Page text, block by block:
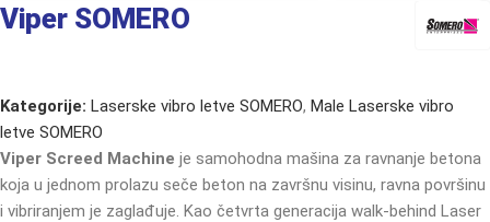
Viper SOMERO
Kategorije: Laserske vibro letve SOMERO, Male Laserske vibro
letve SOMERO
Viper Screed Machine je samohodna mašina za ravnanje betona
koja u jednom prolazu seče beton na završnu visinu, ravna površinu
i vibriranjem je zaglađuje. Kao četvrta generacija walk-behind Laser